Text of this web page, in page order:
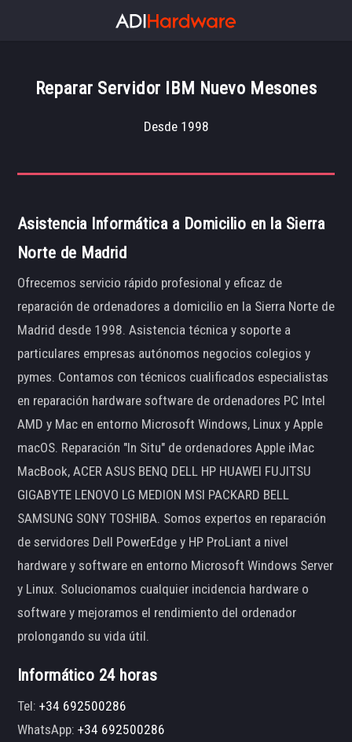
Reparar Servidor IBM Nuevo Mesones
Desde 1998
Asistencia Informática a Domicilio en la Sierra
Norte de Madrid
Ofrecemos servicio rápido profesional y eficaz de
reparación de ordenadores a domicilio en la Sierra Norte de
Madrid desde 1998. Asistencia técnica y soporte a
particulares empresas autónomos negocios colegios y
pymes. Contamos con técnicos cualificados especialistas
en reparación hardware software de ordenadores PC Intel
AMD y Mac en entorno Microsoft Windows, Linux y Apple
macOS. Reparación "In Situ" de ordenadores Apple iMac
MacBook, ACER ASUS BENQ DELL HP HUAWEI FUJITSU
GIGABYTE LENOVO LG MEDION MSI PACKARD BELL
SAMSUNG SONY TOSHIBA. Somos expertos en reparación
de servidores Dell PowerEdge y HP ProLiant a nivel
hardware y software en entorno Microsoft Windows Server
y Linux. Solucionamos cualquier incidencia hardware o
software y mejoramos el rendimiento del ordenador
prolongando su vida útil.
Informático 24 horas
Tel:+34 692500286
WhatsApp:+34 692500286